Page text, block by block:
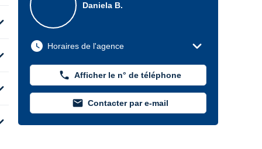
Daniela B.
watch_later Horaires de l'agence expand_more
phone Afficher le n° de téléphone
mail Contacter par e-mail